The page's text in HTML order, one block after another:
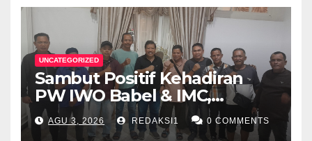
UNCATEGORIZED
Sambut Positif Kehadiran
PW IWO Babel & IMC,
Walikota Pangkalpinang
Apresiasi Peran Media Online
AGU 3, 2026 REDAKSI1 0 COMMENTS